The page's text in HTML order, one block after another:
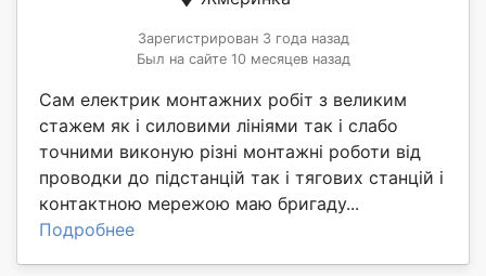
Зарегистрирован 3 года назад
Был на сайте 10 месяцев назад
Сам електрик монтажних робіт з великим
стажем як і силовими лініями так і слабо
точними виконую різні монтажні роботи від
проводки до підстанцій так і тягових станцій і
контактною мережою маю бригаду...
Подробнее